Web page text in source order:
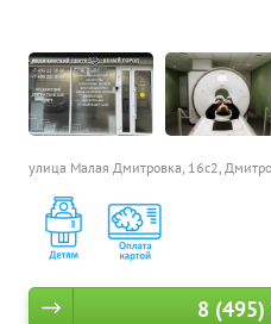
улица Малая Дмитровка, 16с2,
8